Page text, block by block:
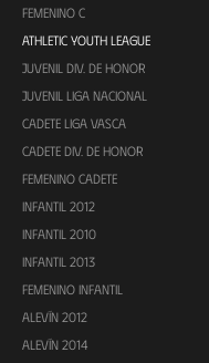
FEMENINO C
ATHLETIC YOUTH LEAGUE
JUVENIL DIV. DE HONOR
JUVENIL LIGA NACIONAL
CADETE LIGA VASCA
CADETE DIV. DE HONOR
FEMENINO CADETE
INFANTIL 2012
INFANTIL 2010
INFANTIL 2013
FEMENINO INFANTIL
ALEVÍN 2012
ALEVÍN 2014